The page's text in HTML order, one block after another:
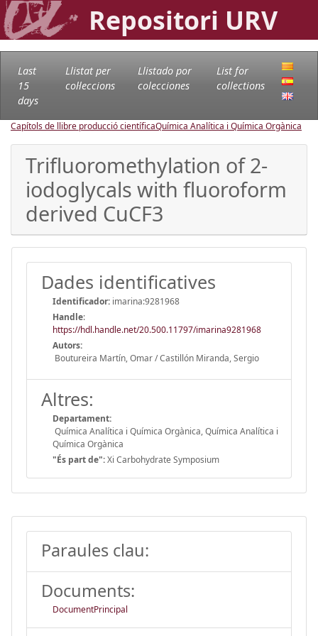
Repositori URV
Last
15
days
Llistat per
col·leccions
Llistado por
colecciones
List for
collections
Capítols de llibre producció científicaQuímica Analítica i Química Orgànica
Trifluoromethylation of 2-
iodoglycals with fluoroform
derived CuCF3
Dades identificatives
Identificador: imarina:9281968
Handle:
https://hdl.handle.net/20.500.11797/imarina9281968
Autors:
Boutureira Martín, Omar / Castillón Miranda, Sergio
Altres:
Departament:
Química Analítica i Química Orgànica, Química Analítica i
Química Orgànica
"És part de":Xi Carbohydrate Symposium
Paraules clau:
Documents:
DocumentPrincipal